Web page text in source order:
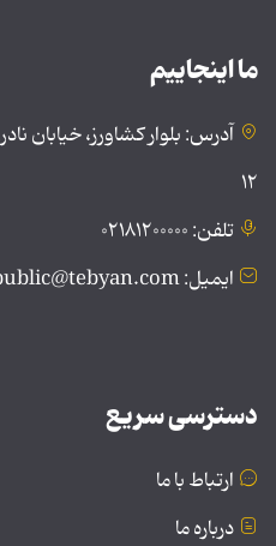
ما اینجاییم
آدرس: بلوار کشاورز،
۱۲
تلفن: ۰۲۱۸۱۲۰۰۰۰۰
ایمیل: public@tebyan.com
دسترسی سریع
ارتباط با ما
درباره ما